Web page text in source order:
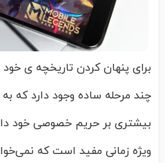
برای پنهان کردن تاریخچه‌ ی خود
چند مرحله ساده وجود دارد که
بیشتری بر حریم خصوصی خود
ویژه زمانی مفید است که